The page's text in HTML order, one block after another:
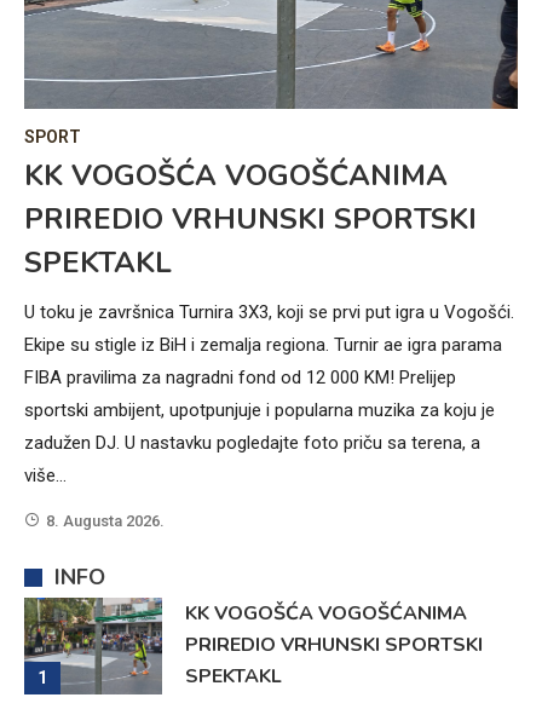
SPORT
KK VOGOŠĆA VOGOŠĆANIMA
PRIREDIO VRHUNSKI SPORTSKI
SPEKTAKL
U toku je završnica Turnira 3X3, koji se prvi put igra u Vogošći.
Ekipe su stigle iz BiH i zemalja regiona. Turnir ae igra parama
FIBA pravilima za nagradni fond od 12 000 KM! Prelijep
sportski ambijent, upotpunjuje i popularna muzika za koju je
zadužen DJ. U nastavku pogledajte foto priču sa terena, a
više…
8. Augusta 2026.
INFO
1
KK VOGOŠĆA VOGOŠĆANIMA
PRIREDIO VRHUNSKI SPORTSKI
SPEKTAKL